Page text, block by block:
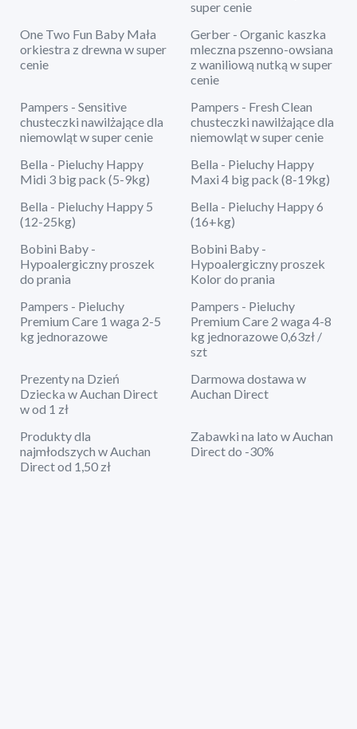
super cenie
One Two Fun Baby Mała
orkiestra z drewna w super
cenie
Gerber - Organic kaszka
mleczna pszenno-owsiana
z waniliową nutką w super
cenie
Pampers - Sensitive
chusteczki nawilżające dla
niemowląt w super cenie
Pampers - Fresh Clean
chusteczki nawilżające dla
niemowląt w super cenie
Bella - Pieluchy Happy
Midi 3 big pack (5-9kg)
Bella - Pieluchy Happy
Maxi 4 big pack (8-19kg)
Bella - Pieluchy Happy 5
(12-25kg)
Bella - Pieluchy Happy 6
(16+kg)
Bobini Baby -
Hypoalergiczny proszek
do prania
Bobini Baby -
Hypoalergiczny proszek
Kolor do prania
Pampers - Pieluchy
Premium Care 1 waga 2-5
kg jednorazowe
Pampers - Pieluchy
Premium Care 2 waga 4-8
kg jednorazowe 0,63zł /
szt
Prezenty na Dzień
Dziecka w Auchan Direct
w od 1 zł
Darmowa dostawa w
Auchan Direct
Produkty dla
najmłodszych w Auchan
Direct od 1,50 zł
Zabawki na lato w Auchan
Direct do -30%